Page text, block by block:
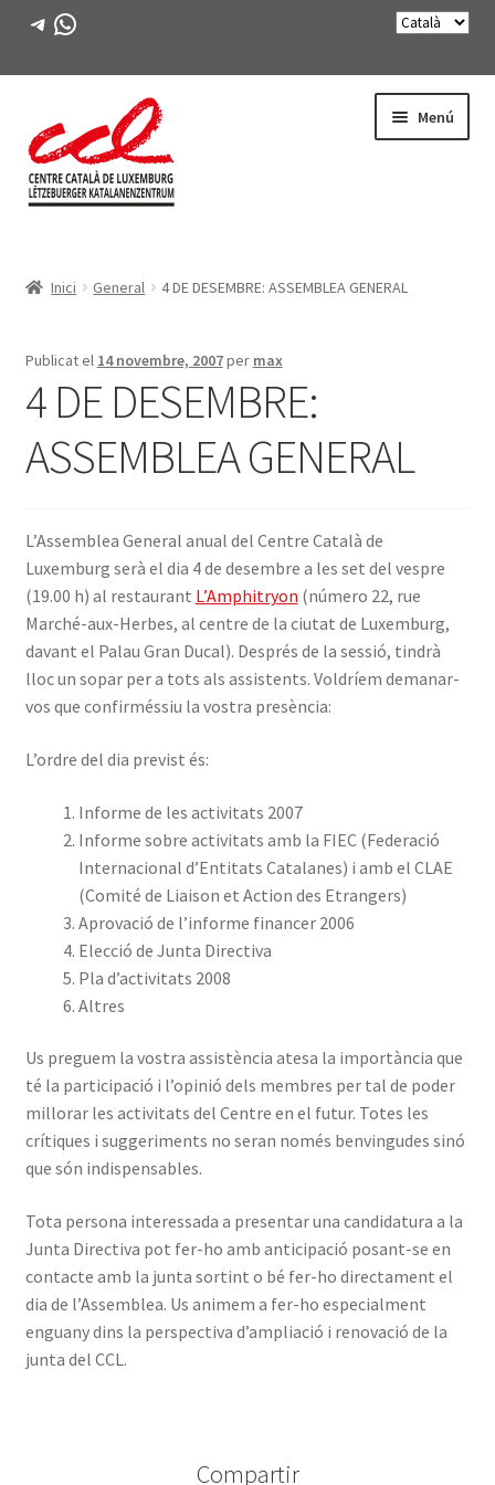
Telegram
WhatsApp
navegació
al
contingut
Menú
ACTIVITATS
CURSOS
FES-TE SOCI
LLIBRE
INICIA SESSIÓ
Inici General 4 DE DESEMBRE: ASSEMBLEA GENERAL
Publicat el 14 novembre, 2007per max
4 DE DESEMBRE:
ASSEMBLEA GENERAL
L’Assemblea General anual del Centre Català de
Luxemburg serà el dia 4 de desembre a les set del vespre
(19.00 h) al restaurant L’Amphitryon (número 22, rue
Marché-aux-Herbes, al centre de la ciutat de Luxemburg,
davant el Palau Gran Ducal). Després de la sessió, tindrà
lloc un sopar per a tots als assistents. Voldríem demanar-
vos que confirméssiu la vostra presència:
L’ordre del dia previst és:
Informe de les activitats 2007
Informe sobre activitats amb la FIEC (Federació
Internacional d’Entitats Catalanes) i amb el CLAE
(Comité de Liaison et Action des Etrangers)
Aprovació de l’informe financer 2006
Elecció de Junta Directiva
Pla d’activitats 2008
Altres
Us preguem la vostra assistència atesa la importància que
té la participació i l’opinió dels membres per tal de poder
millorar les activitats del Centre en el futur. Totes les
crítiques i suggeriments no seran només benvingudes sinó
que són indispensables.
Tota persona interessada a presentar una candidatura a la
Junta Directiva pot fer-ho amb anticipació posant-se en
contacte amb la junta sortint o bé fer-ho directament el
dia de l’Assemblea. Us animem a fer-ho especialment
enguany dins la perspectiva d’ampliació i renovació de la
junta del CCL.
Compartir